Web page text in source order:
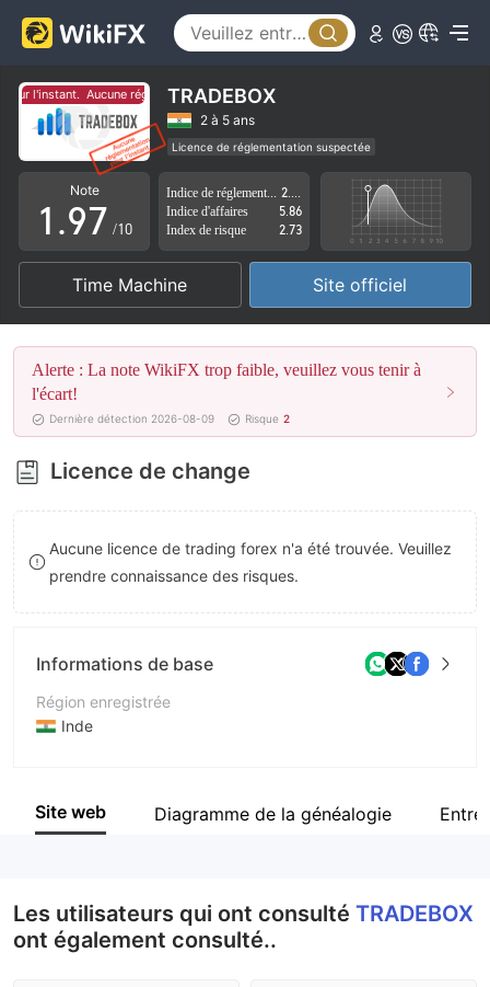
l'instant. Aucune réglementation pour l'instant.
TRADEBOX
2 à 5 ans
Licence de réglementation suspectée
Région d'affaires suspectée
Risque élevé potentiel
Note
0
1
2
3
4
5
6
7
8
9
.
5
6
7
8
9
3
4
5
6
7
8
9
/10
Indice d'affaires
5.86
Index de risque
2.73
Time Machine Site officiel
Alerte : La note WikiFX trop faible, veuillez vous tenir à
l'écart!
Dernière détection 2026-08-09 Risque 2
Licence de change
Aucune licence de trading forex n'a été trouvée. Veuillez
prendre connaissance des risques.
Informations de base
Région enregistrée
Inde
Société
Site web Diagramme de la généalogie
Les utilisateurs qui ont consulté TRADEBOX
ont également consulté..